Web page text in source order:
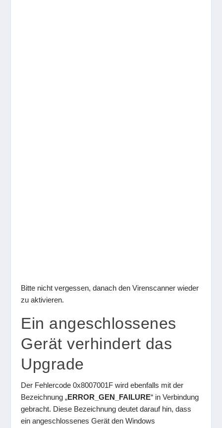
Bitte nicht vergessen, danach den Virenscanner wieder
zu aktivieren.
Ein angeschlossenes
Gerät verhindert das
Upgrade
Der Fehlercode 0x8007001F wird ebenfalls mit der
Bezeichnung „ERROR_GEN_FAILURE“ in Verbindung
gebracht. Diese Bezeichnung deutet darauf hin, dass
ein angeschlossenes Gerät den Windows